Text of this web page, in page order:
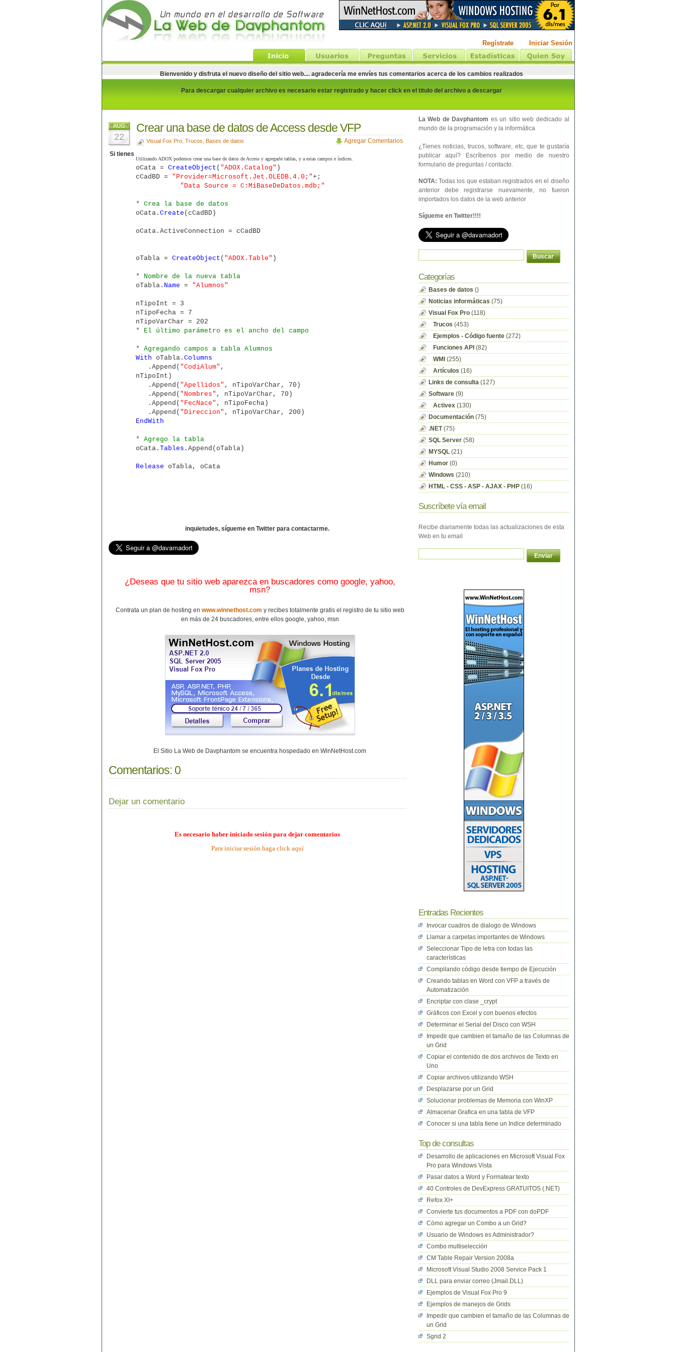
Regístrate Iniciar Sesión
Bienvenido y disfruta el nuevo diseño del sitio web.... agradecería me envíes tus comentarios acerca de los cambios realizados
Para descargar cualquier archivo es necesario estar registrado y hacer click en el titulo del archivo a descargar
AUG
22
Crear una base de datos de Access desde VFP
Visual Fox Pro, Trucos Bases de datos Agregar Comentarios
Utilizando ADOX podemos crear una base de datos de Access y agregarle tablas, y a estas campos e índices.
oCata = CreateObject ( "ADOX.Catalog" )
cCadBD = "Provider=Microsoft.Jet.OLEDB.4.0;"+;
"Data Source = C:MiBaseDeDatos.mdb;"
* Crea la base de datos
oCata. Create (cCadBD)
oCata.ActiveConnection = cCadBD
oTabla = CreateObject ( "ADOX.Table" )
* Nombre de la nueva tabla
oTabla. Name = "Alumnos"
nTipoInt = 3
nTipoFecha = 7
nTipoVarChar = 202
* El último parámetro es el ancho del campo
* Agregando campos a tabla Alumnos
With oTabla. Columns
.Append( "CodiAlum" ,
nTipoInt)
.Append( "Apellidos" , nTipoVarChar, 70)
.Append( "Nombres" , nTipoVarChar, 70)
.Append( "FecNace" , nTipoFecha)
.Append( "Direccion" , nTipoVarChar, 200)
EndWith
* Agrego la tabla
oCata. Tables .Append(oTabla)
Release oTabla, oCata
Si tienes
inquietudes, sígueme en Twitter para contactarme.
¿Deseas que tu sitio web aparezca en buscadores como google, yahoo,
msn?
Contrata un plan de hosting en www.winnethost.com y recibes totalmente gratis el registro de tu sitio web
en más de 24 buscadores, entre ellos google, yahoo, msn
El Sitio La Web de Davphantom se encuentra hospedado en WinNetHost.com
Comentarios:0
Dejar un comentario
Es necesario haber iniciado sesión para dejar comentarios
Para iniciar sesión haga click aquí
La Web de Davphantom es un sitio web dedicado al
mundo de la programación y la informática
¿Tienes noticias, trucos, software, etc, que te gustaría
publicar aquí? Escríbenos por medio de nuestro
formulario de preguntas / contacto.
NOTA: Todas los que estaban registrados en el diseño
anterior debe registrarse nuevamente, no fueron
importados los datos de la web anterior
Sígueme en Twitter!!!!
Categorías
Bases de datos ()
Noticias informáticas (75)
Visual Fox Pro(118)
Trucos (453)
Ejemplos - Código fuente(272)
Funciones API (82)
WMI (255)
Artículos (16)
Links de consulta(127)
Software(9)
Activex(130)
Documentación(75)
.NET(75)
SQL Server(58)
MYSQL(21)
Humor(0)
Windows (210)
HTML - CSS - ASP - AJAX - PHP(16)
Suscríbete vía email
Recibe diariamente todas las actualizaciones de esta
Web en tu email
Entradas Recientes
Invocar cuadros de dialogo de Windows
Llamar a carpetas importantes de Windows
Seleccionar Tipo de letra con todas las
características
Compilando código desde tiempo de Ejecución
Creando tablas en Word con VFP a través de
Automatización
Encriptar con clase _crypt
Gráficos con Excel y con buenos efectos
Determinar el Serial del Disco con WSH
Impedir que cambien el tamaño de las Columnas de
un Grid
Copiar el contenido de dos archivos de Texto en
Uno
Copiar archivos utilizando WSH
Desplazarse por un Grid
Solucionar problemas de Memoria con WinXP
Almacenar Grafica en una tabla de VFP
Conocer si una tabla tiene un Indice determinado
Top de consultas
Desarrollo de aplicaciones en Microsoft Visual Fox
Pro para Windows Vista
Pasar datos a Word y Formatear texto
40 Controles de DevExpress GRATUITOS (.NET)
Refox XI+
Convierte tus documentos a PDF con doPDF
Cómo agregar un Combo a un Grid?
Usuario de Windows es Administrador?
Combo multiselección
CM Table Repair Version 2008a
Microsoft Visual Studio 2008 Service Pack 1
DLL para enviar correo (Jmail.DLL)
Ejemplos de Visual Fox Pro 9
Ejemplos de manejos de Grids
Impedir que cambien el tamaño de las Columnas de
un Grid
Sgrid 2